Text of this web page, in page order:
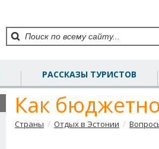
РАССКАЗЫ ТУРИСТОВ
Как
Страны / Отдых в Эстонии /